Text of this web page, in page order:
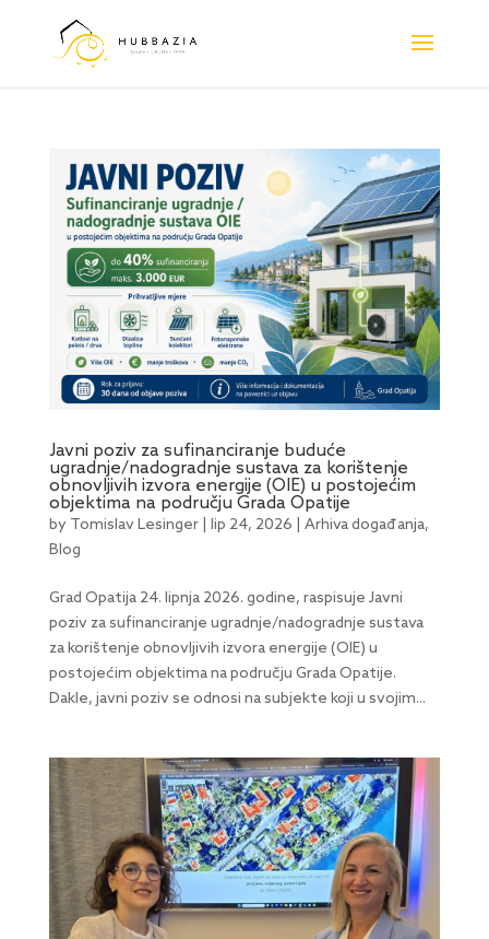
Javni poziv za sufinanciranje buduće
ugradnje/nadogradnje sustava za korištenje
obnovljivih izvora energije (OIE) u postojećim
objektima na području Grada Opatije
by Tomislav Lesinger| lip 24, 2026 Arhiva događanja,
Blog
Grad Opatija 24. lipnja 2026. godine, raspisuje Javni
poziv za sufinanciranje ugradnje/nadogradnje sustava
za korištenje obnovljivih izvora energije (OIE) u
postojećim objektima na području Grada Opatije.
Dakle, javni poziv se odnosi na subjekte koji u svojim...